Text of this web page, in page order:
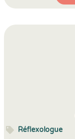
Réflexologue